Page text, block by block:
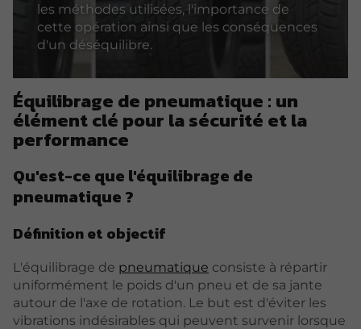
les méthodes utilisées, l'importance de
cette opération ainsi que les conséquences
d'un déséquilibre.
Équilibrage de pneumatique : un
élément clé pour la sécurité et la
performance
Qu'est-ce que l'équilibrage de
pneumatique ?
Définition et objectif
L'équilibrage de pneumatique consiste à répartir
uniformément le poids d'un pneu et de sa jante
autour de l'axe de rotation. Le but est d'éviter les
vibrations indésirables qui peuvent survenir lorsque